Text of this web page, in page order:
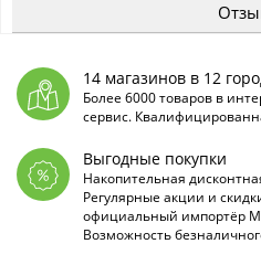
14 магазинов в 12
Более 6000 товаров в
сервис.
Выгодные покупки
Накопительная
Регулярные акции и
официальный импортёр
Возможность